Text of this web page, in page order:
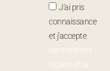
J'ai pris
connaissance
et j'accepte
les mentions
légales et la